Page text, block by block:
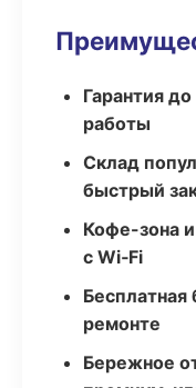
Гарантия
работы
Склад
быстрый
Кофе-зона
с Wi‑Fi
Бесплатная
ремонте
Бережное